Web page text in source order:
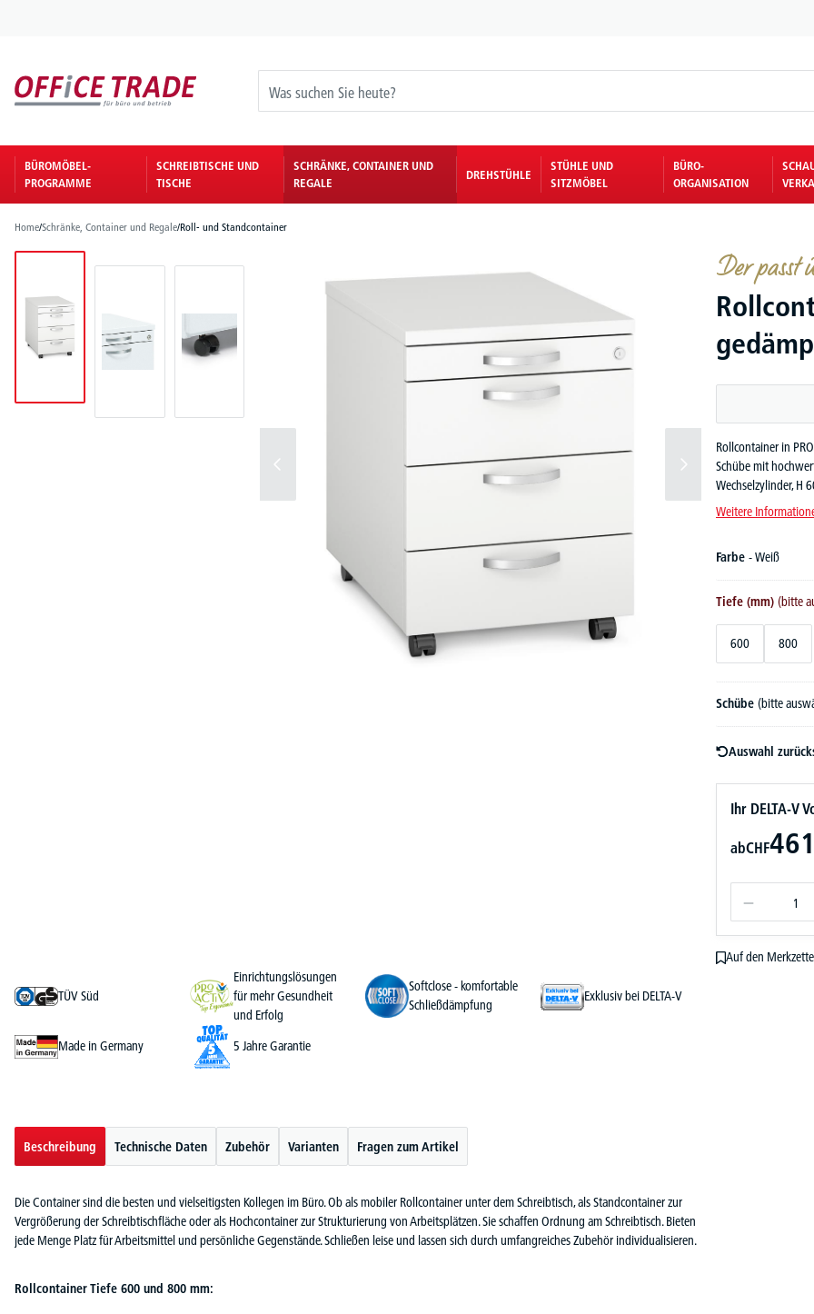
BÜROMÖBEL-
PROGRAMME
SCHREIBTISCHE UND
TISCHE
SCHRÄNKE, CONTAINER UND
REGALE
DREHSTÜHLE
STÜHLE UND
SITZMÖBEL
BÜRO-
ORGANISATION
Home/Schränke, Container und Regale/Roll- und Standcontainer
Der passt
Rollcontainer in
Schübe mit
Wechselzylinder, H
Weitere
Farbe - Weiß
Tiefe (mm) (bitte
600 800
Schübe (bitte
Auswahl
Ihr DELTA-V
abCHF
Auf den Merkzettel
TÜV Süd
Einrichtungslösungen
für mehr Gesundheit
und Erfolg
Softclose - komfortable
Schließdämpfung
Exklusiv bei DELTA-V
Made in Germany 5 Jahre Garantie
Beschreibung Technische Daten Zubehör Varianten Fragen zum Artikel
Die Container sind die besten und vielseitigsten Kollegen im Büro. Ob als mobiler Rollcontainer unter dem Schreibtisch, als Standcontainer zur
Vergrößerung der Schreibtischfläche oder als Hochcontainer zur Strukturierung von Arbeitsplätzen. Sie schaffen Ordnung am Schreibtisch. Bieten
jede Menge Platz für Arbeitsmittel und persönliche Gegenstände. Schließen leise und lassen sich durch umfangreiches Zubehör individualisieren.
Rollcontainer Tiefe 600 und 800 mm: